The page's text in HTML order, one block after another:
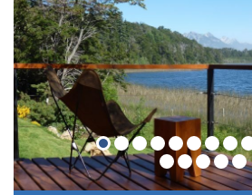
Tipo de alojamiento
Estrellas
Zona